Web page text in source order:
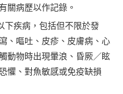
關病歷以作記錄。
下疾病，包括但不限於發
、嘔吐、皮疹、皮膚病、心
動物時出現暈浪、昏厥／眩
懼、對魚敏感或免疫缺損